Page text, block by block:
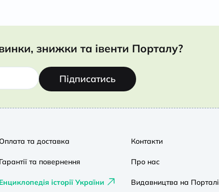
знижки та івенти Порталу?
Підписатись
та доставка
Гарантії та повернення
Енциклопедія історії України
Контакти
Про нас
Видавництва на Порталі